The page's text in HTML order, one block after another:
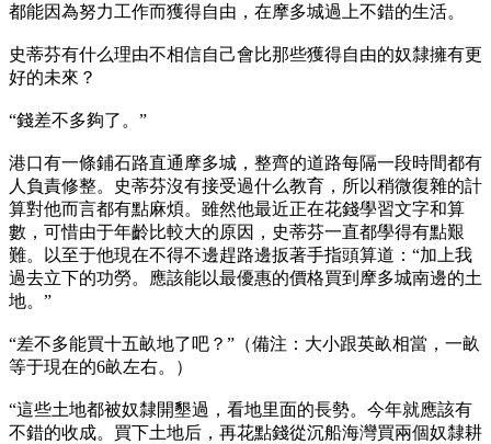
都能因為努力工作而獲得自由，在摩多城過上不錯的生活。
史蒂芬有什么理由不相信自己會比那些獲得自由的奴隸擁有更
好的未來？
“錢差不多夠了。”
港口有一條鋪石路直通摩多城，整齊的道路每隔一段時間都有
人負責修整。史蒂芬沒有接受過什么教育，所以稍微復雜的計
算對他而言都有點麻煩。雖然他最近正在花錢學習文字和算
數，可惜由于年齡比較大的原因，史蒂芬一直都學得有點艱
難。以至于他現在不得不邊趕路邊扳著手指頭算道：“加上我
過去立下的功勞。應該能以最優惠的價格買到摩多城南邊的土
地。”
“差不多能買十五畝地了吧？”（備注：大小跟英畝相當，一畝
等于現在的6畝左右。）
“這些土地都被奴隸開墾過，看地里面的長勢。今年就應該有
不錯的收成。買下土地后，再花點錢從沉船海灣買兩個奴隸耕